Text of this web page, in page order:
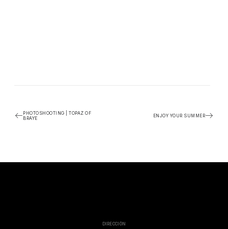
PHOTOSHOOTING | TOPAZ OF
BRAYE
ENJOY YOUR SUMMER
DIRECCIÓN